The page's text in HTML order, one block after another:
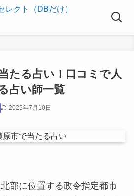
たる占い！口コミで人
占い師一覧
2025年7月10日
部に位置する政令指定都市